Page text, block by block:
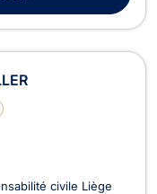
civile Liège